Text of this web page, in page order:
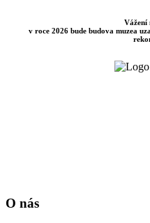
Vážení
v roce 2026 bude budova muzea
O nás